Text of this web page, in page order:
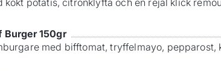
Burger 150gr
med bifftomat, tryffelmayo, pepparost,